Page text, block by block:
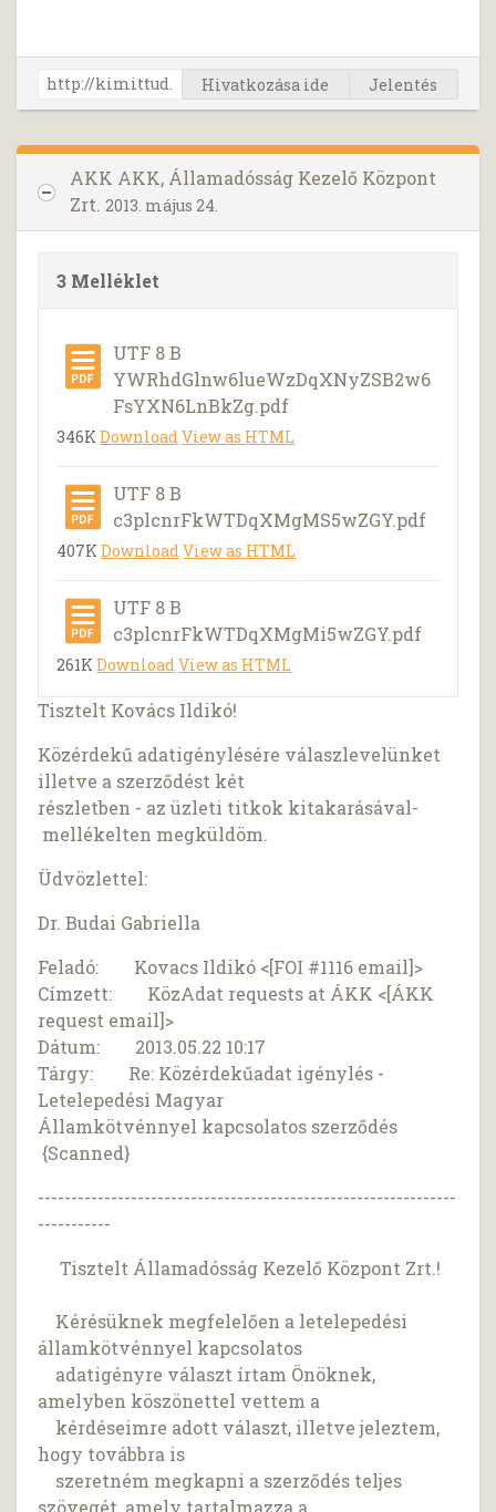
Hivatkozása ide Jelentés
AKK AKK, Államadósság Kezelő Központ
Zrt. 2013. május 24.
3 Melléklet
UTF 8 B
YWRhdGlnw6lueWzDqXNyZSB2w6
FsYXN6LnBkZg.pdf
346KDownloadView as HTML
UTF 8 B
c3plcnrFkWTDqXMgMS5wZGY.pdf
407KDownloadView as HTML
UTF 8 B
c3plcnrFkWTDqXMgMi5wZGY.pdf
261KDownloadView as HTML
Tisztelt Kovács Ildikó!
Közérdekű adatigénylésére válaszlevelünket
illetve a szerződést két
részletben - az üzleti titkok kitakarásával-
mellékelten megküldöm.
Üdvözlettel:
Dr. Budai Gabriella
Feladó: Kovacs Ildikó <[FOI #1116 email]>
Címzett: KözAdat requests at ÁKK <[ÁKK
request email]>
Dátum: 2013.05.22 10:17
Tárgy: Re: Közérdekűadat igénylés -
Letelepedési Magyar
Államkötvénnyel kapcsolatos szerződés
{Scanned}
---------------------------------------------------------------
-----------
Tisztelt Államadósság Kezelő Központ Zrt.!
Kérésüknek megfelelően a letelepedési
államkötvénnyel kapcsolatos
adatigényre választ írtam Önöknek,
amelyben köszönettel vettem a
kérdéseimre adott választ, illetve jeleztem,
hogy továbbra is
szeretném megkapni a szerződés teljes
szövegét, amely tartalmazza a